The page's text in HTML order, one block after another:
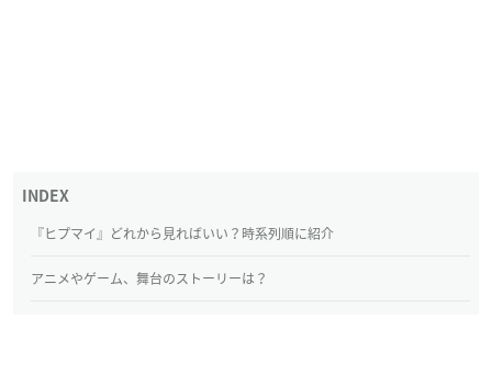
『ヒプマイ』どれから見ればいい？時系列順に紹介
アニメやゲーム、舞台のストーリーは？